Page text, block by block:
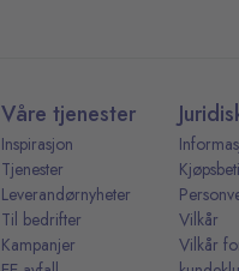
Våre tjenester
Inspirasjon
Tjenester
Leverandørnyheter
Til bedrifter
Kampanjer
Vilkår
Vilkår